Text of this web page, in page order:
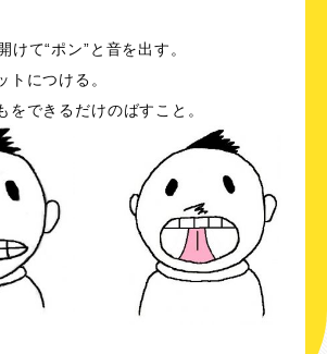
けて“ポン”と音を出す。
につける。
できるだけのばすこと。